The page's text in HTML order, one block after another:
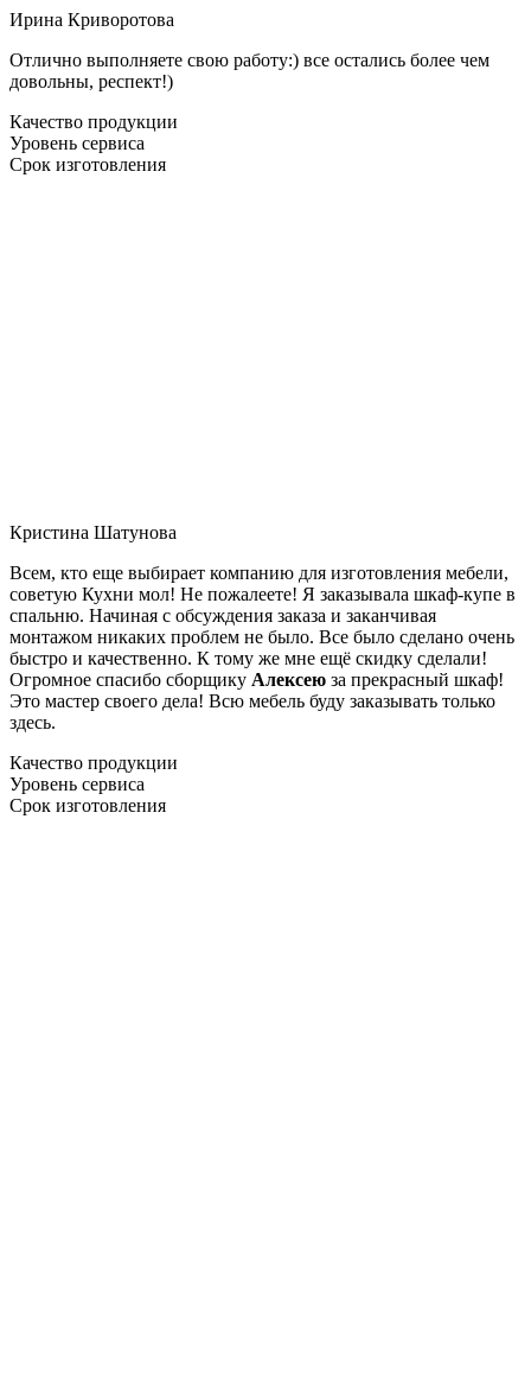
Ирина Криворотова
Отлично выполняете свою работу:) все остались более чем
довольны, респект!)
Качество продукции
Уровень сервиса
Срок изготовления
Кристина Шатунова
Всем, кто еще выбирает компанию для изготовления мебели,
советую Кухни мол! Не пожалеете! Я заказывала шкаф-купе в
спальню. Начиная с обсуждения заказа и заканчивая
монтажом никаких проблем не было. Все было сделано очень
быстро и качественно. К тому же мне ещё скидку сделали!
Огромное спасибо сборщику Алексею за прекрасный шкаф!
Это мастер своего дела! Всю мебель буду заказывать только
здесь.
Качество продукции
Уровень сервиса
Срок изготовления